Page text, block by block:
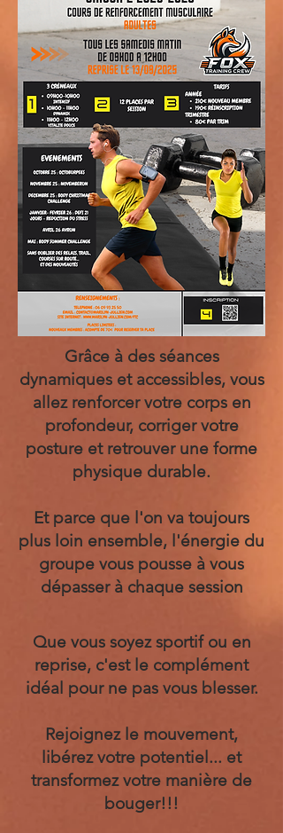
Grâce à des séances
dynamiques et accessibles, vous
allez renforcer votre corps en
profondeur, corriger votre
posture et retrouver une forme
physique durable.
Et parce que l'on va toujours
plus loin ensemble, l'énergie du
groupe vous pousse à vous
dépasser à chaque session
Que vous soyez sportif ou en
reprise, c'est le complément
idéal pour ne pas vous blesser.
Rejoignez le mouvement,
libérez votre potentiel... et
transformez votre manière de
bouger!!!